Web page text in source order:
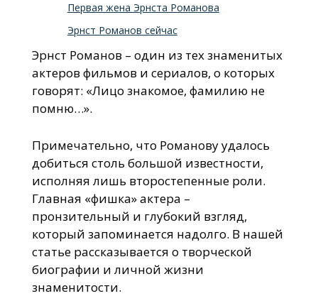
Первая жена Эрнста Романова
Эрнст Романов сейчас
Эрнст Романов – один из тех знаменитых
актеров фильмов и сериалов, о которых
говорят: «Лицо знакомое, фамилию не
помню…».
Примечательно, что Романову удалось
добиться столь большой известности,
исполняя лишь второстепенные роли.
Главная «фишка» актера –
пронзительный и глубокий взгляд,
который запоминается надолго. В нашей
статье рассказывается о творческой
биографии и личной жизни
знаменитости.